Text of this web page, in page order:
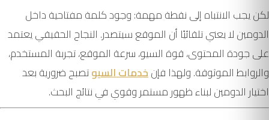
لكن يجب الانتباه إلى نقطة مهمة: وجود كلمة مفتاحية داخل
الدومين لا يعني تلقائيًا أن الموقع سيتصدر. النجاح الحقيقي يعتمد
على جودة المحتوى، قوة السيو، سرعة الموقع، تجربة المستخدم،
والروابط الموثوقة. ولهذا فإنخدمات السيوتصبح ضرورية بعد
اختيار الدومين لبناء ظهور مستمر وقوي في نتائج البحث.